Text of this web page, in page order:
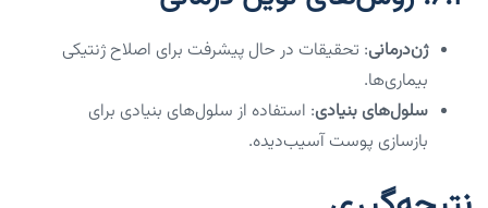
ژن‌درمانی: تحقیقات در حال پیشرفت برای اصلاح ژنتیکی
بیماری‌ها.
سلول‌های بنیادی: استفاده از سلول‌های بنیادی برای
بازسازی پوست آسیب‌دیده.